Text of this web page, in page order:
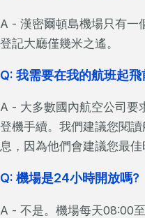
A - 漢密爾頓島機場只有一
登記大廳僅幾米之遙。
Q: 我需要在我的航班起
A - 大多數國內航空公司要
登機手續。我們建議您閱
息，因為他們會建議您最佳
Q: 機場是24小時開放嗎?
A - 不是。機場每天08:00